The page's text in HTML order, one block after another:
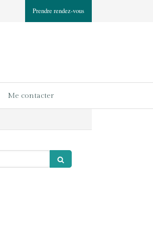
Prendre rendez-vous
Me contacter